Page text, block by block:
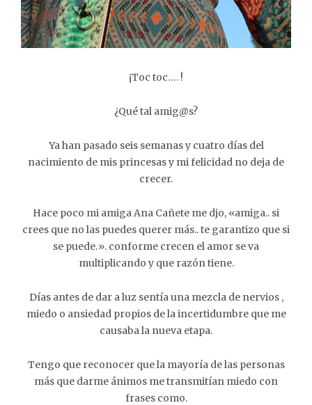
¡Toc toc…. !
¿Qué tal amig@s?
Ya han pasado seis semanas y cuatro días del
nacimiento de mis princesas y mi felicidad no deja de
crecer.
Hace poco mi amiga Ana Cañete me djo, «amiga.. si
crees que no las puedes querer más.. te garantizo que si
se puede.». conforme crecen el amor se va
multiplicando y que razón tiene.
Días antes de dar a luz sentía una mezcla de nervios ,
miedo o ansiedad propios de la incertidumbre que me
causaba la nueva etapa.
Tengo que reconocer que la mayoría de las personas
más que darme ánimos me transmitían miedo con
frases como.